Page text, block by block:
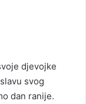
djevojke
svog
dan ranije.